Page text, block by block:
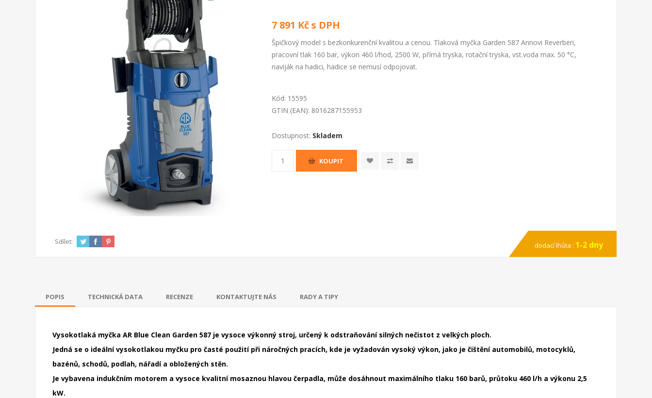
7 891 Kč s DPH
Špičkový model s bezkonkurenční kvalitou a cenou. Tlaková myčka Garden 587 Annovi Reverberi,
pracovní tlak 160 bar, výkon 460 l/hod, 2500 W, přímá tryska, rotační tryska, vst.voda max. 50 °C,
naviják na hadici, hadice se nemusí odpojovat.
Kód: 15595
GTIN (EAN): 8016287155953
Dostupnost: Skladem
KOUPIT
Sdílet: dodací lhůta : 1-2 dny
POPIS TECHNICKÁ DATA RECENZE KONTAKTUJTE NÁS RADY A TIPY
Vysokotlaká myčka AR Blue Clean Garden 587 je vysoce výkonný stroj, určený k odstraňování silných nečistot z velkých ploch.
Jedná se o ideální vysokotlakou myčku pro časté použití při náročných pracích, kde je vyžadován vysoký výkon, jako je čištění automobilů, motocyklů,
bazénů, schodů, podlah, nářadí a obložených stěn.
Je vybavena indukčním motorem a vysoce kvalitní mosaznou hlavou čerpadla, může dosáhnout maximálního tlaku 160 barů, průtoku 460 l/h a výkonu 2,5
kW.